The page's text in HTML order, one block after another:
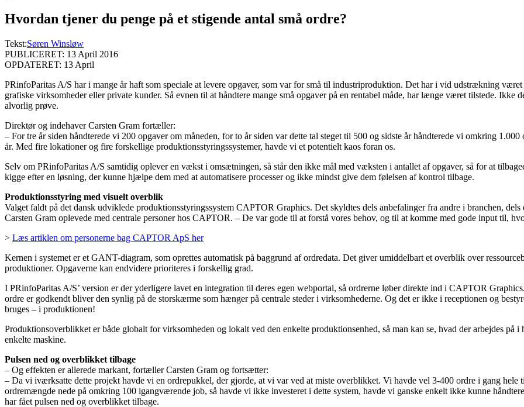
Hvordan tjener du penge på et stigende antal små ordre?
Tekst:Søren Winsløw
PUBLICERET: 13 April 2016
OPDATERET: 13 April
PRinfoParitas A/S har i mange år haft som speciale at levere opgaver, som var for små til industriproduktion. Det har i vid udstrækning
grafiske virksomheder eller private kunder. Så evnen til at håndtere mange små opgaver på en rentabel måde, har længe været tilstede. Ikke
alvorlig prøve.
Direktør og indehaver Carsten Gram fortæller:
– For tre år siden håndterede vi 200 opgaver om måneden, for to år siden var dette tal steget til 500 og sidste år håndterede vi omkring
år. Med fire lokationer og fire forskellige produktionsstyringssystemer, havde vi et potentielt kaos foran os.
Selv om PRinfoParitas A/S samtidig oplever en vækst i omsætningen, så står den ikke mål med væksten i antallet af opgaver, så for at
kigge efter en løsning, der kunne hjælpe dem med at automatisere processer og ikke mindst give dem følelsen af kontrol tilbage.
Produktionsstyring med visuelt overblik
Valget faldt på det dansk udviklede produktionsstyringssystem CAPTOR Graphics. Det skyldtes dels anbefalinger fra andre i branchen,
Carsten Gram oplevede med centrale personer hos CAPTOR. – De var gode til at forstå vores behov, og til at komme med gode input til,
> Læs artiklen om personerne bag CAPTOR ApS her
Kernen i systemet er et GANT-diagram, som oprettes automatisk på baggrund af ordredata. Det giver umiddelbart et overblik over
produktioner. Opgaverne kan endvidere prioriteres i forskellig grad.
I PRinfoParitas A/S’ version er der yderligere lavet en integration til deres egen webportal, så ordrerne løber direkte ind i CAPTOR
ordre er godkendt bliver den synlig på de storskærme som hænger på centrale steder i virksomhederne. Og det er ikke i receptionen og
bruges – i produktionen!
Produktionsoverblikket er både globalt for virksomheden og lokalt ved den enkelte produktionsenhed, så man kan se, hvad der arbejdes på
enkelte maskine.
Pulsen ned og overblikket tilbage
– Og effekten er allerede markant, fortæller Carsten Gram og fortsætter:
– Da vi iværksatte dette projekt havde vi en ordrepukkel, der gjorde, at vi var ved at miste overblikket. Vi havde vel 3-400 ordre i gang hele
ordremængde nede på omkring 100 igangværende job, så havde vi ikke investeret i dette system, havde vi ganske enkelt ikke kunne
har fået pulsen ned og overblikket tilbage.